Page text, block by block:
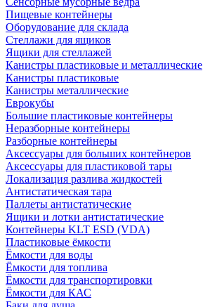
Пищевые контейнеры
Оборудование для склада
Стеллажи для ящиков
Ящики для стеллажей
Канистры пластиковые и металлические
Канистры пластиковые
Канистры металлические
Еврокубы
Большие пластиковые контейнеры
Неразборные контейнеры
Разборные контейнеры
Аксессуары для больших контейнеров
Аксессуары для пластиковой тары
Локализация разлива жидкостей
Антистатическая тара
Паллеты антистатические
Ящики и лотки антистатические
Контейнеры KLT ESD (VDA)
Пластиковые ёмкости
Ёмкости для воды
Ёмкости для топлива
Ёмкости для транспортировки
Ёмкости для КАС